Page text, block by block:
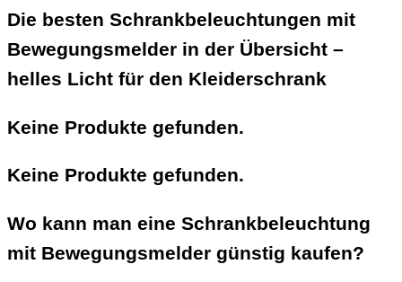
Die besten Schrankbeleuchtungen mit
Bewegungsmelder in der Übersicht –
helles Licht für den Kleiderschrank
Keine Produkte gefunden.
Keine Produkte gefunden.
Wo kann man eine Schrankbeleuchtung
mit Bewegungsmelder günstig kaufen?